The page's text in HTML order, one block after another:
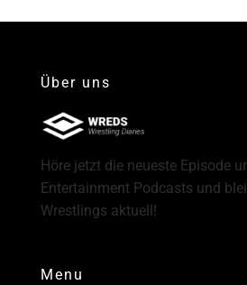
Über uns
Höre jetzt die neueste Episode
Entertainment Podcasts und
Wrestlings aktuell!
Menu